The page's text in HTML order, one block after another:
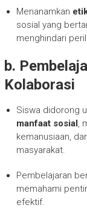
Menanamkan
sosial yang
menghindari
b.
Kolaborasi
Siswa didorong
manfaat sosial,
kemanusiaan,
masyarakat.
Pembelajaran
memahami
efektif.